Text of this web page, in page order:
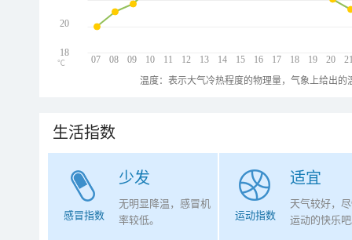
07 08 09 10 11 12 13 14 15 16 17 18 19 20
20
18
℃
温度：表示大气冷热程度的物理量，气象上给出
生活指数
少发
感冒指数
无明显降温，感冒机
率较低。
适宜
运动指数
天气较好，
运动的快乐